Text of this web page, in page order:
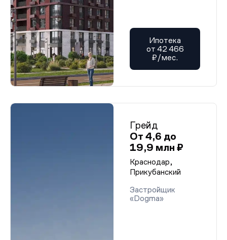
Ипотека
от 42 466
₽/мес.
Грейд
От 4,6 до
19,9 млн ₽
Краснодар,
Прикубанский
Застройщик
«Dogma»